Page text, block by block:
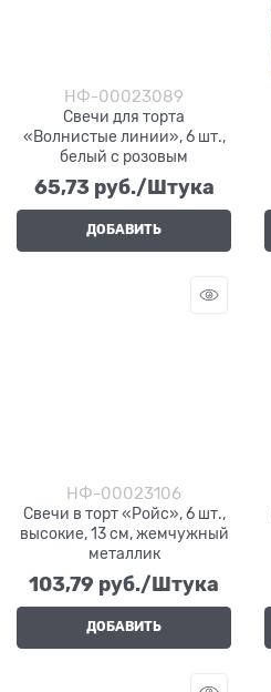
НФ-00023089
Свечи для торта
«Волнистые линии», 6 шт.,
белый с розовым
65,73 руб./Штука
ДОБАВИТЬ
НФ-00023106
Свечи в торт «Ройс», 6 шт.,
высокие, 13 см, жемчужный
металлик
103,79 руб./Штука
ДОБАВИТЬ